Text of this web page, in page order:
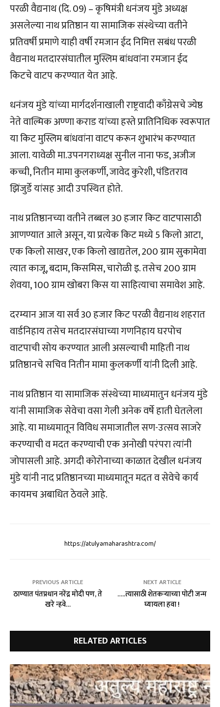
परळी वैद्यनाथ (दि. 09) – कृषिमंत्री धनंजय मुंडे अध्यक्ष
असलेल्या नाथ प्रतिष्ठान या सामाजिक संस्थेच्या वतीने
प्रतिवर्षी प्रमाणे याही वर्षी रमजान ईद निमित्त सबंध परळी
वैद्यनाथ मतदारसंघातील मुस्लिम बांधवांना रमजान ईद
किटचे वाटप करण्यात येत आहे.
धनंजय मुंडे यांच्या मार्गदर्शनाखाली राष्ट्रवादी काँग्रेसचे ज्येष्ठ
नेते वाल्मिक अण्णा कराड यांच्या हस्ते प्रातिनिधिक स्वरूपात
या किट मुस्लिम बांधवांना वाटप करून शुभारंभ करण्यात
आला. यावेळी मा.उपनगराध्यक्ष सुनील नाना फड, अजीज
कच्ची, नितीन मामा कुलकर्णी, जावेद कुरेशी, पंडितराव
झिंजुर्डे यांसह आदी उपस्थित होते.
नाथ प्रतिष्ठानच्या वतीने तब्बल 30 हजार किट वाटपासाठी
आणण्यात आले असून, या प्रत्येक किट मध्ये 5 किलो आटा,
एक किलो साखर, एक किलो खाद्यतेल, 200 ग्राम सुकामेवा
त्यात काजू, बदाम, किसमिस, चारोळी इ. तसेच 200 ग्राम
शेवया, 100 ग्राम खोबरा किस या साहित्याचा समावेश आहे.
दरम्यान आज या सर्व 30 हजार किट परळी वैद्यनाथ शहरात
वार्डनिहाय तसेच मतदारसंघाच्या गणनिहाय घरपोच
वाटपाची सोय करण्यात आली असल्याची माहिती नाथ
प्रतिष्ठानचे सचिव नितीन मामा कुलकर्णी यांनी दिली आहे.
नाथ प्रतिष्ठान या सामाजिक संस्थेच्या माध्यमातुन धनंजय मुंडे
यांनी सामाजिक सेवेचा वसा गेली अनेक वर्षे हाती घेतलेला
आहे. या माध्यमातून विविध समाजातील सण-उत्सव साजरे
करण्याची व मदत करण्याची एक अनोखी परंपरा त्यांनी
जोपासली आहे. अगदी कोरोनाच्या काळात देखील धनंजय
मुंडे यांनी नाद प्रतिष्ठानच्या माध्यमातून मदत व सेवेचे कार्य
कायमच अबाधित ठेवले आहे.
https://atulyamaharashtra.com/
PREVIOUS ARTICLE
ठाण्यात पंतप्रधान नरेंद्र मोदी पण, ते
खरे न्हवे…
NEXT ARTICLE
…..त्यासाठी शेतकऱ्याच्या पोटी जन्म
घ्यायला हवा !
RELATED ARTICLES